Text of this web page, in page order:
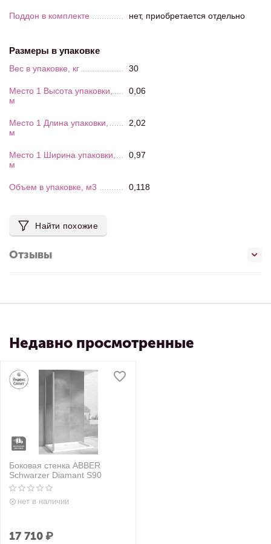
Поддон в комплекте нет, приобретается отдельно
Размеры в упаковке
Вес в упаковке, кг 30
Место 1 Высота упаковки,
м
0,06
Место 1 Длина упаковки,
м
2,02
Место 1 Ширина упаковки,
м
0,97
Объем в упаковке, м3 0,118
Найти похожие
Отзывы
Недавно просмотренные
Боковая стенка ABBER
Schwarzer Diamant S90
нет в наличии
17 710₽